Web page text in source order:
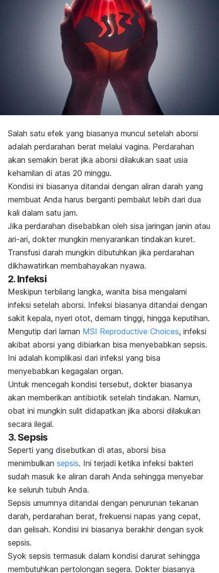
Salah satu efek yang biasanya muncul setelah aborsi
adalah perdarahan berat melalui vagina. Perdarahan
akan semakin berat jika aborsi dilakukan saat usia
kehamilan di atas 20 minggu.
Kondisi ini biasanya ditandai dengan aliran darah yang
membuat Anda harus berganti pembalut lebih dari dua
kali dalam satu jam.
Jika perdarahan disebabkan oleh sisa jaringan janin atau
ari-ari, dokter mungkin menyarankan tindakan kuret.
Transfusi darah mungkin dibutuhkan jika perdarahan
dikhawatirkan membahayakan nyawa.
2. Infeksi
Meskipun terbilang langka, wanita bisa mengalami
infeksi setelah aborsi. Infeksi biasanya ditandai dengan
sakit kepala, nyeri otot, demam tinggi, hingga keputihan.
Mengutip dari laman MSI Reproductive Choices, infeksi
akibat aborsi yang dibiarkan bisa menyebabkan sepsis.
Ini adalah komplikasi dari infeksi yang bisa
menyebabkan kegagalan organ.
Untuk mencegah kondisi tersebut, dokter biasanya
akan memberikan antibiotik setelah tindakan. Namun,
obat ini mungkin sulit didapatkan jika aborsi dilakukan
secara ilegal.
3. Sepsis
Seperti yang disebutkan di atas, aborsi bisa
menimbulkan sepsis. Ini terjadi ketika infeksi bakteri
sudah masuk ke aliran darah Anda sehingga menyebar
ke seluruh tubuh Anda.
Sepsis umumnya ditandai dengan penurunan tekanan
darah, perdarahan berat, frekuensi napas yang cepat,
dan gelisah. Kondisi ini biasanya berakhir dengan syok
sepsis.
Syok sepsis termasuk dalam kondisi darurat sehingga
membutuhkan pertolongan segera. Dokter biasanya